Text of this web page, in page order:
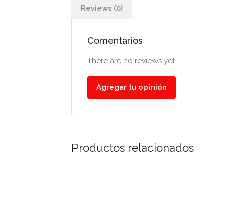
Reviews (0)
Comentarios
There are no reviews yet.
Agregar tu opinión
Productos relacionados